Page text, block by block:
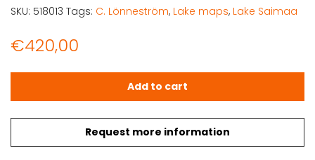
€420,00
Request more information
Lönneström, C.: Purje-väylä kartta Saimaan vesillä
Add to cart
SKU: 518013 Tags: C. Lönneström, Lake maps, Lake Saimaa